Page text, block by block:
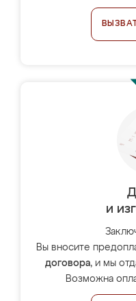
и
Вы вносите
договора, и мы
Возможна